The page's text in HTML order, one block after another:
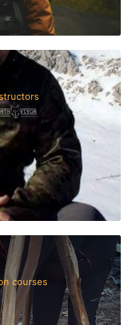
courses